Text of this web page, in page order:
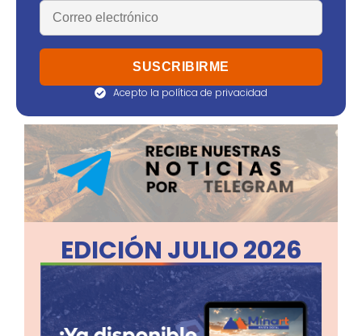
Acepto la política de privacidad
EDICIÓN JULIO 2026